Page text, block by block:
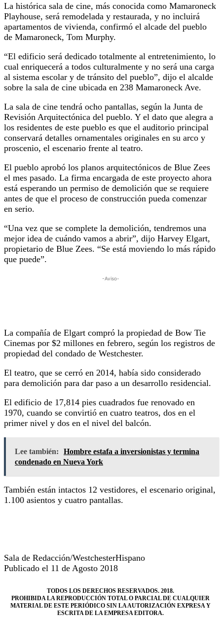
La histórica sala de cine, más conocida como Mamaroneck
Playhouse, será remodelada y restaurada, y no incluirá
apartamentos de vivienda, confirmó el alcade del pueblo
de Mamaroneck, Tom Murphy.
“El edificio será dedicado totalmente al entretenimiento, lo
cual enriquecerá a todos culturalmente y no será una carga
al sistema escolar y de tránsito del pueblo”, dijo el alcalde
sobre la sala de cine ubicada en 238 Mamaroneck Ave.
La sala de cine tendrá ocho pantallas, según la Junta de
Revisión Arquitectónica del pueblo. Y el dato que alegra a
los residentes de este pueblo es que el auditorio principal
conservará detalles ornamentales originales en su arco y
proscenio, el escenario frente al teatro.
El pueblo aprobó los planos arquitectónicos de Blue Zees
el mes pasado. La firma encargada de este proyecto ahora
está esperando un permiso de demolición que se requiere
antes de que el proceso de construcción pueda comenzar
en serio.
“Una vez que se complete la demolición, tendremos una
mejor idea de cuándo vamos a abrir”, dijo Harvey Elgart,
propietario de Blue Zees. “Se está moviendo lo más rápido
que puede”.
-Aviso-
La compañía de Elgart compró la propiedad de Bow Tie
Cinemas por $2 millones en febrero, según los registros de
propiedad del condado de Westchester.
El teatro, que se cerró en 2014, había sido considerado
para demolición para dar paso a un desarrollo residencial.
El edificio de 17,814 pies cuadrados fue renovado en
1970, cuando se convirtió en cuatro teatros, dos en el
primer nivel y dos en el nivel del balcón.
Lee también:
Hombre estafa a inversionistas y termina
condenado en Nueva York
También están intactos 12 vestidores, el escenario original,
1.100 asientos y cuatro pantallas.
Sala de Redacción/WestchesterHispano
Publicado el 11 de Agosto 2018
TODOS LOS DERECHOS RESERVADOS. 2018.
PROHIBIDA LA REPRODUCCIÓN TOTAL O PARCIAL DE CUALQUIER
MATERIAL DE ESTE PERIÓDICO SIN LA AUTORIZACIÓN EXPRESA Y
ESCRITA DE LA EMPRESA EDITORA.